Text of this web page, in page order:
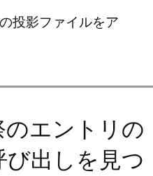
投影ファイルをア
エントリの
出しを見つ